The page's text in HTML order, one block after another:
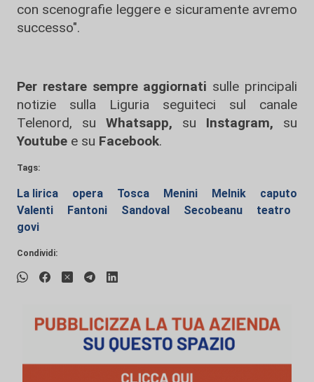
con scenografie leggere e sicuramente avremo
successo".
Per restare sempre aggiornati sulle principali
notizie sulla Liguria seguiteci sul canale
Telenord, su
Whatsapp, su Instagram, su
Youtube e su Facebook.
Tags:
La lirica opera Tosca Menini Melnik
caputo
Valenti
Fantoni Sandoval Secobeanu
teatro
govi
Condividi: